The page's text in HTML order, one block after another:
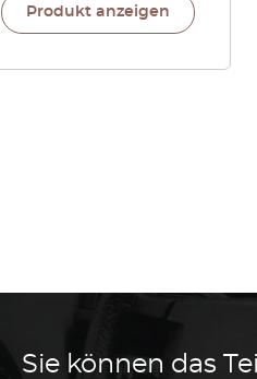
Produkt anzeigen
Sie können das